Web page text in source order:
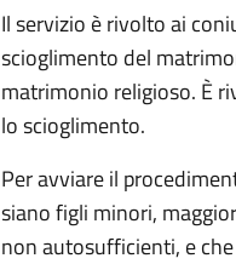
Il servizio è rivolto ai
scioglimento del
matrimonio religioso. È
lo scioglimento.
Per avviare il
siano figli minori,
non autosufficienti, e